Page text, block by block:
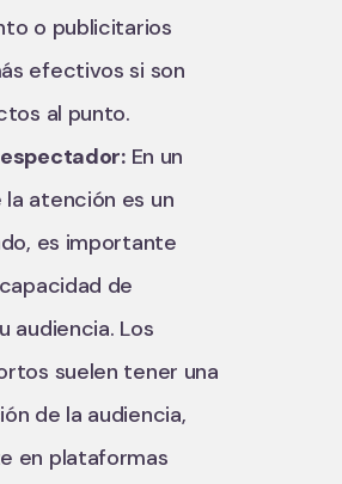
o publicitarios
efectivos si son
al punto.
En un
atención es un
es importante
de
audiencia. Los
suelen tener una
de la audiencia,
en plataformas